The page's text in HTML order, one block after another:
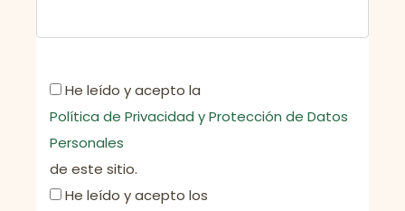
He leído y acepto la
Política de Privacidad y Protección de Datos
Personales
de este sitio.
He leído y acepto los